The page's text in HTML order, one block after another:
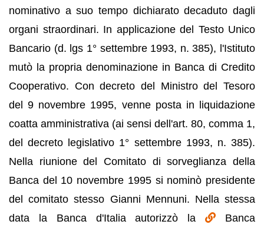
nominativo a suo tempo dichiarato decaduto dagli
organi straordinari. In applicazione del Testo Unico
Bancario (d. lgs 1° settembre 1993, n. 385), l'Istituto
mutò la propria denominazione in Banca di Credito
Cooperativo. Con decreto del Ministro del Tesoro
del 9 novembre 1995, venne posta in liquidazione
coatta amministrativa (ai sensi dell'art. 80, comma 1,
del decreto legislativo 1° settembre 1993, n. 385).
Nella riunione del Comitato di sorveglianza della
Banca del 10 novembre 1995 si nominò presidente
del comitato stesso Gianni Mennuni. Nella stessa
data la Banca d'Italia autorizzò la
Banca